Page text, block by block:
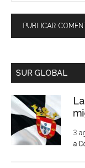
SUR GLOBAL
3
a